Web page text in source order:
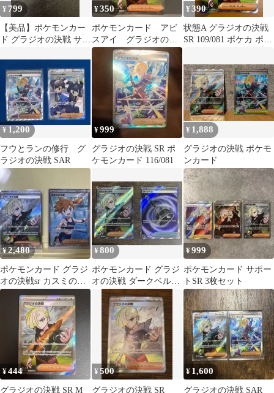
¥ 799
【美品】ポケモンカー
ド グラジオの決戦 サビ
ット
¥350
ポケモンカード アビ
スアイ グラジオの決
戦 SR
¥390
状態A グラジオの決戦
SR 109/081 ポケカ ポケ
¥ 1,200
フウとランの修行 グ
ラジオの決戦 SAR
¥999
グラジオの決戦 SR ポ
ケモンカード 116/081
¥ 1,888
グラジオの決戦 ポケモ
ンカード
¥2,480
ポケモンカード グラジ
オの決戦sr カスミの元
気sr 2枚セット
¥800
ポケモンカード グラジ
オの決戦 ダークベル
SR 2枚セット
¥999
ポケモンカード サポー
トSR 3枚セット
¥444
グラジオの決戦 SR M
¥500
グラジオの決戦 SR
¥ 1,600
グラジオの決戦 SAR